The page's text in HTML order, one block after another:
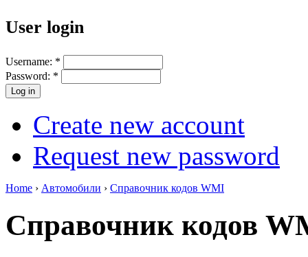
User login
Username: *
Password: *
Create new account
Request new password
Home › Автомобили › Справочник кодов WMI
Справочник кодов